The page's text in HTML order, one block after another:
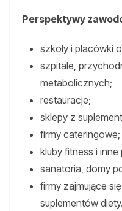
Perspektywy
szkoły i placówki
szpitale,
metabolicznych;
restauracje;
sklepy z
firmy cateringowe;
kluby fitness i
sanatoria, domy
firmy zajmujące
suplementów diety.